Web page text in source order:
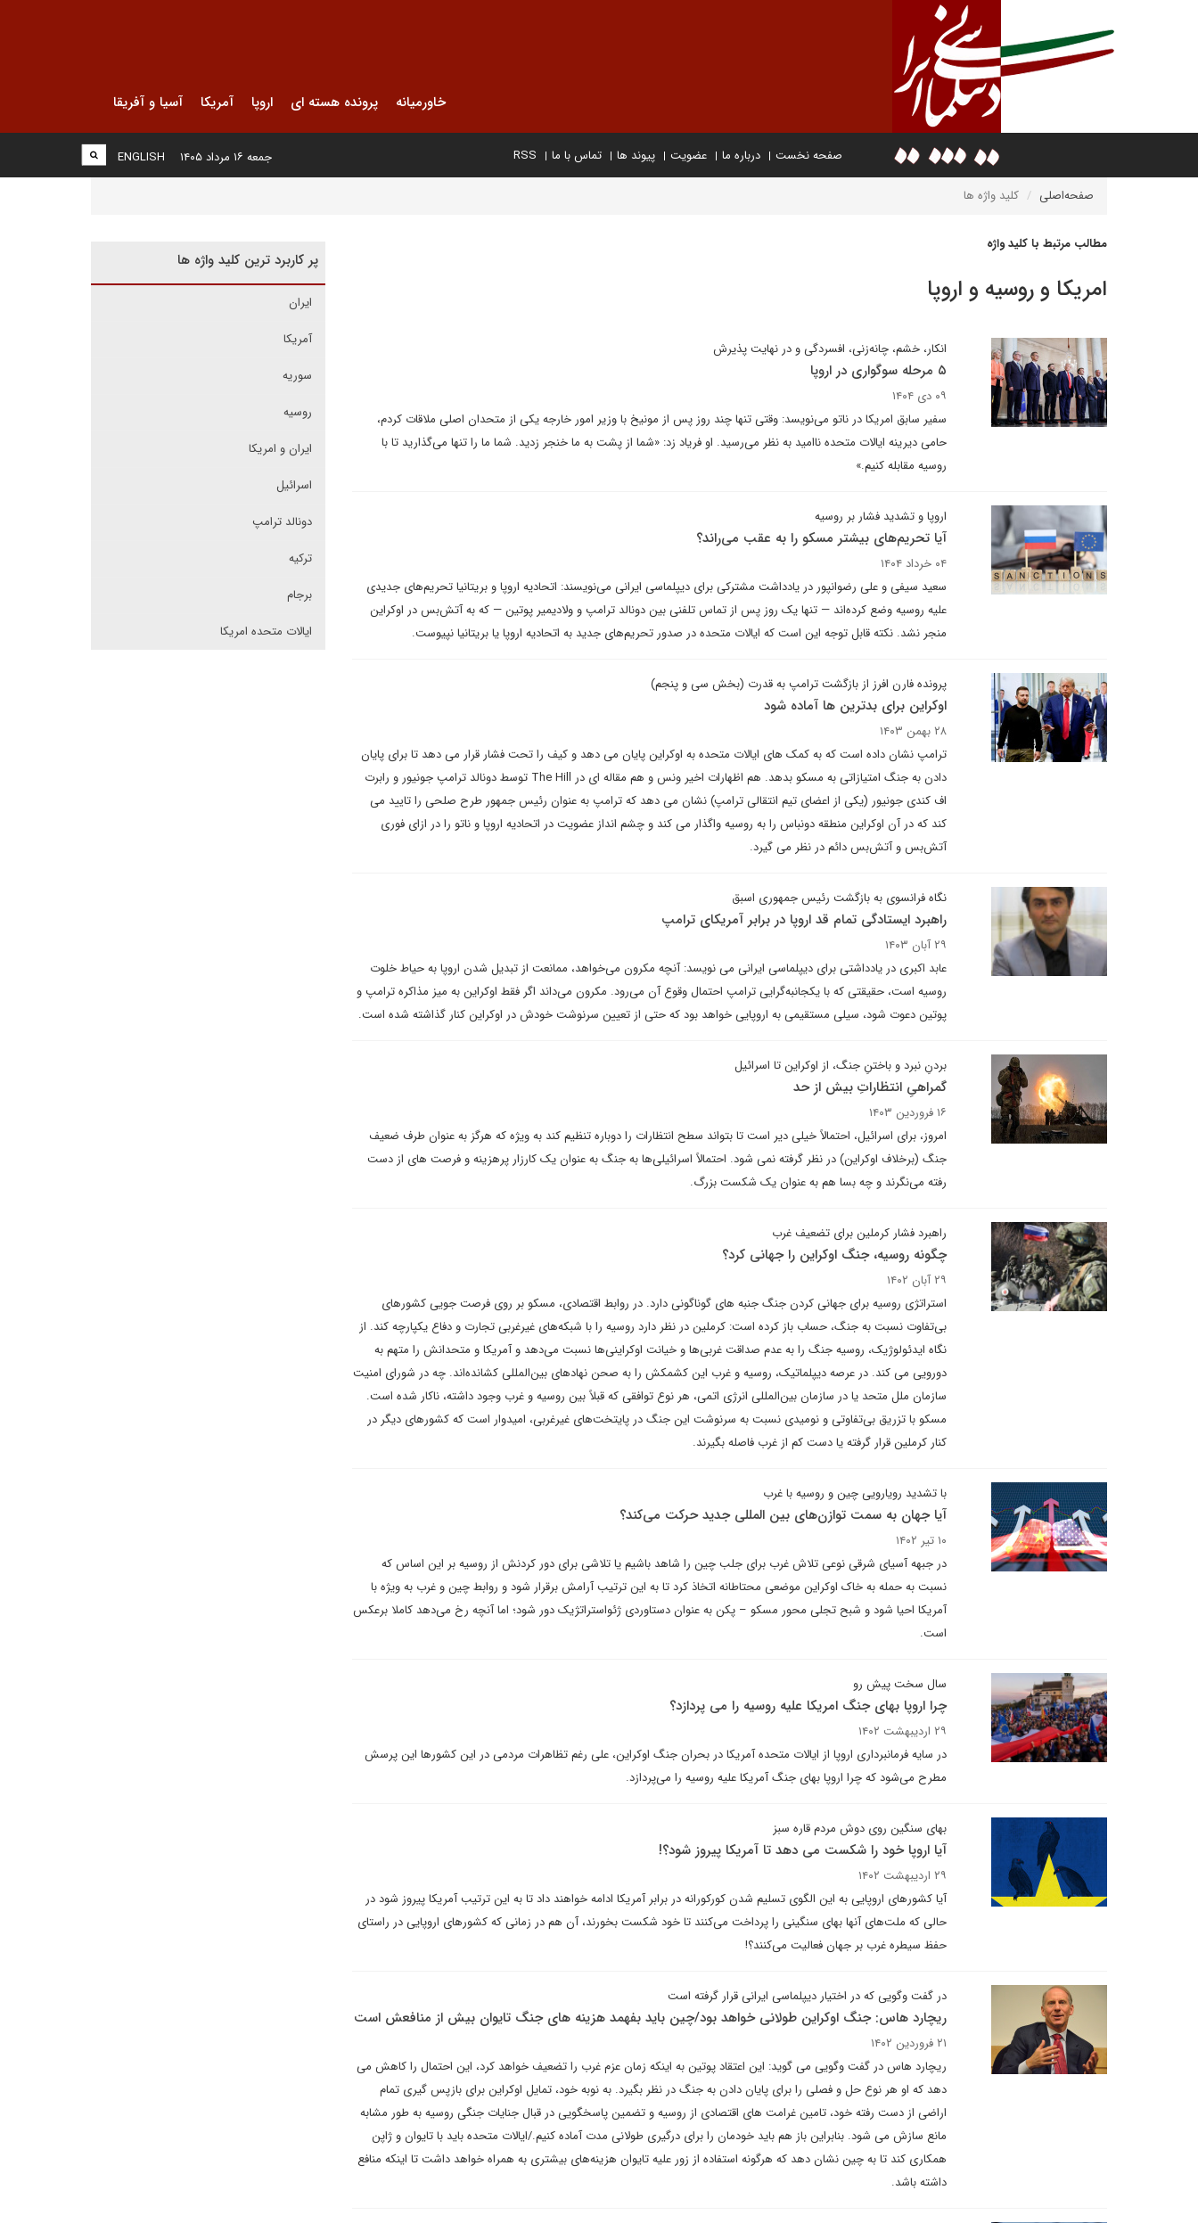
خاورمیانه پرونده هسته ای اروپا آمریکا آسیا و آفریقا
صفحه نخست درباره ما عضویت پیوند ها تماس با ما RSS
ENGLISH جمعه ۱۶ مرداد ۱۴۰۵
صفحه‌اصلی کلید واژه ها
مطالب مرتبط با کلید واژه
امریکا و روسیه و اروپا
انکار، خشم، چانه‌زنی، افسردگی و در نهایت پذیرش
۵ مرحله سوگواری در اروپا
۰۹ دی ۱۴۰۴
سفیر سابق امریکا در ناتو می‌نویسد: وقتی تنها چند روز پس از مونیخ با وزیر امور خارجه یکی از متحدان اصلی ملاقات کردم،
حامی دیرینه ایالات متحده ناامید به نظر می‌رسید. او فریاد زد: «شما از پشت به ما خنجر زدید. شما ما را تنها می‌گذارید تا با
روسیه مقابله کنیم.»
اروپا و تشدید فشار بر روسیه
آیا تحریم‌های بیشتر مسکو را به عقب می‌راند؟
۰۴ خرداد ۱۴۰۴
سعید سیفی و علی رضوانپور در یادداشت مشترکی برای دیپلماسی ایرانی می‌نویسند: اتحادیه اروپا و بریتانیا تحریم‌های جدیدی
علیه روسیه وضع کرده‌اند — تنها یک روز پس از تماس تلفنی بین دونالد ترامپ و ولادیمیر پوتین — که به آتش‌بس در اوکراین
منجر نشد. نکته قابل توجه این است که ایالات متحده در صدور تحریم‌های جدید به اتحادیه اروپا یا بریتانیا نپیوست.
پرونده فارن افرز از بازگشت ترامپ به قدرت (بخش سی‌ و پنجم)
اوکراین برای بدترین ها آماده شود
۲۸ بهمن ۱۴۰۳
ترامپ نشان داده است که به کمک های ایالات متحده به اوکراین پایان می دهد و کیف را تحت فشار قرار می دهد تا برای پایان
دادن به جنگ امتیازاتی به مسکو بدهد. هم اظهارات اخیر ونس و هم مقاله ای در The Hill توسط دونالد ترامپ جونیور و رابرت
اف کندی جونیور (یکی از اعضای تیم انتقالی ترامپ) نشان می دهد که ترامپ به عنوان رئیس جمهور طرح صلحی را تایید می
کند که در آن اوکراین منطقه دونباس را به روسیه واگذار می کند و چشم انداز عضویت در اتحادیه اروپا و ناتو را در ازای فوری
آتش‌بس و آتش‌بس دائم در نظر می گیرد.
نگاه فرانسوی به بازگشت رئیس جمهوری اسبق
راهبرد ایستادگی تمام قد اروپا در برابر آمریکای ترامپ
۲۹ آبان ۱۴۰۳
عابد اکبری در یادداشتی برای دیپلماسی ایرانی می نویسد: آنچه مکرون می‌خواهد، ممانعت از تبدیل شدن اروپا به حیاط خلوت
روسیه است، حقیقتی که با یکجانبه‌گرایی ترامپ احتمال وقوع آن می‌رود. مکرون می‌داند اگر فقط اوکراین به میز مذاکره ترامپ و
پوتین دعوت شود، سیلی مستقیمی به اروپایی خواهد بود که حتی از تعیین سرنوشت خودش در اوکراین کنار گذاشته شده است.
بردنِ نبرد و باختنِ جنگ، از اوکراین تا اسرائیل
گمراهیِ انتظاراتِ بیش از حد
۱۶ فروردین ۱۴۰۳
امروز، برای اسرائیل، احتمالاً خیلی دیر است تا بتواند سطح انتظارات را دوباره تنظیم کند به ویژه که هرگز به عنوان طرف ضعیف
جنگ (برخلاف اوکراین) در نظر گرفته نمی شود. احتمالاً اسرائیلی‌ها به جنگ به عنوان یک کارزار پرهزینه و فرصت های از دست
رفته می‌نگرند و چه بسا هم به عنوان یک شکست بزرگ.
راهبرد فشار کرملین برای تضعیف غرب
چگونه روسیه، جنگ اوکراین را جهانی کرد؟
۲۹ آبان ۱۴۰۲
استراتژی روسیه برای جهانی کردن جنگ جنبه های گوناگونی دارد. در روابط اقتصادی، مسکو بر روی فرصت جویی کشورهای
بی‌تفاوت نسبت به جنگ، حساب باز کرده است: کرملین در نظر دارد روسیه را با شبکه‌های غیرغربی تجارت و دفاع یکپارچه کند. از
نگاه ایدئولوژیک، روسیه جنگ را به عدم صداقت غربی‌ها و خیانت اوکراینی‌ها نسبت می‌دهد و آمریکا و متحدانش را متهم به
دورویی می کند. در عرصه دیپلماتیک، روسیه و غرب این کشمکش را به صحن نهادهای بین‌المللی کشانده‌اند. چه در شورای امنیت
سازمان ملل متحد یا در سازمان بین‌المللی انرژی اتمی، هر نوع توافقی که قبلاً بین روسیه و غرب وجود داشته، ناکار شده است.
مسکو با تزریق بی‌تفاوتی و نومیدی نسبت به سرنوشت این جنگ در پایتخت‌های غیرغربی، امیدوار است که کشورهای دیگر در
کنار کرملین قرار گرفته یا دست کم از غرب فاصله بگیرند.
با تشدید رویارویی چین و روسیه با غرب
آیا جهان به سمت توازن‌های بین المللی جدید حرکت می‌کند؟
۱۰ تیر ۱۴۰۲
در جبهه آسیای شرقی نوعی تلاش غرب برای جلب چین را شاهد باشیم یا تلاشی برای دور کردنش از روسیه بر این اساس که
نسبت به حمله به خاک اوکراین موضعی محتاطانه اتخاذ کرد تا به این ترتیب آرامش برقرار شود و روابط چین و غرب به ویژه با
آمریکا احیا شود و شبح تجلی محور مسکو – پکن به عنوان دستاوردی ژئواستراتژیک دور شود؛ اما آنچه رخ می‌دهد کاملا برعکس
است.
سال سخت پیش رو
چرا اروپا بهای جنگ امریکا علیه روسیه را می پردازد؟
۲۹ اردیبهشت ۱۴۰۲
در سایه فرمانبرداری اروپا از ایالات متحده آمریکا در بحران جنگ اوکراین، علی رغم تظاهرات مردمی در این کشورها این پرسش
مطرح می‌شود که چرا اروپا بهای جنگ آمریکا علیه روسیه را می‌پردازد.
بهای سنگین روی دوش مردم قاره سبز
آیا اروپا خود را شکست می دهد تا آمریکا پیروز شود؟!
۲۹ اردیبهشت ۱۴۰۲
آیا کشورهای اروپایی به این الگوی تسلیم شدن کورکورانه در برابر آمریکا ادامه خواهند داد تا به این ترتیب آمریکا پیروز شود در
حالی که ملت‌های آنها بهای سنگینی را پرداخت می‌کنند تا خود شکست بخورند، آن هم در زمانی که کشورهای اروپایی در راستای
حفظ سیطره غرب بر جهان فعالیت می‌کنند؟!
در گفت وگویی که در اختیار دیپلماسی ایرانی قرار گرفته است
ریچارد هاس: جنگ اوکراین طولانی خواهد بود/چین باید بفهمد هزینه های جنگ تایوان بیش از منافعش است
۲۱ فروردین ۱۴۰۲
ریچارد هاس در گفت وگویی می گوید: این اعتقاد پوتین به اینکه زمان عزم غرب را تضعیف خواهد کرد، این احتمال را کاهش می
دهد که او هر نوع حل و فصلی را برای پایان دادن به جنگ در نظر بگیرد. به نوبه خود، تمایل اوکراین برای بازپس گیری تمام
اراضی از دست رفته خود، تامین غرامت های اقتصادی از روسیه و تضمین پاسخگویی در قبال جنایات جنگی روسیه به طور مشابه
مانع سازش می شود. بنابراین باز هم باید خودمان را برای درگیری طولانی مدت آماده کنیم./ایالات متحده باید با تایوان و ژاپن
همکاری کند تا به چین نشان دهد که هرگونه استفاده از زور علیه تایوان هزینه‌های بیشتری به همراه خواهد داشت تا اینکه منافع
داشته باشد.
پر کاربرد ترین کلید واژه ها
ایران
آمریکا
سوریه
روسیه
ایران و امریکا
اسرائیل
دونالد ترامپ
ترکیه
برجام
ایالات متحده امریکا